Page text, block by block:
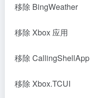
移除 BingWeather
移除 Xbox 应用
移除 CallingShellApp
移除 Xbox.TCUI